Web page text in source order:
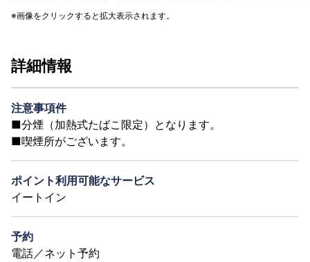
画像をクリックすると拡大表示されます。
詳細情報
注意事項件
■分煙（加熱式たばこ限定）となります。
■喫煙所がございます。
ポイント利用可能なサービス
イートイン
予約
電話／ネット予約